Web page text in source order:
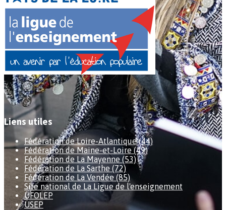
Liens utiles
Fédération de Loire-Atlantique (44)
Fédération de Maine-et-Loire (49)
Fédération de La Mayenne (53)
Fédération de La Sarthe (72)
Fédération de La Vendée (85)
Site national de La Ligue de l'enseignement
UFOLEP
USEP